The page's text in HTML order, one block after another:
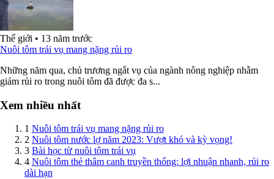
Thế giới • 13 năm trước
Nuôi tôm trái vụ mang nặng rủi ro
Những năm qua, chủ trương ngắt vụ của ngành nông nghiệp nhằm
giảm rủi ro trong nuôi tôm đã được đa s...
Xem nhiều nhất
1 Nuôi tôm trái vụ mang nặng rủi ro
2 Nuôi tôm nước lợ năm 2023: Vượt khó và kỳ vọng!
3 Bài học từ nuôi tôm trái vụ
4 Nuôi tôm thẻ thâm canh truyền thống: lợi nhuận nhanh, rủi ro
dài hạn